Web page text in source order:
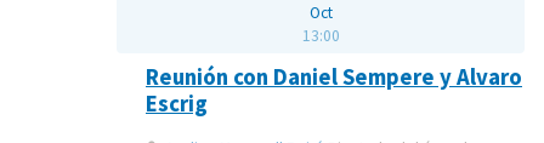
Oct
13:00
Reunión con Daniel Sempere y Alvaro
Escrig